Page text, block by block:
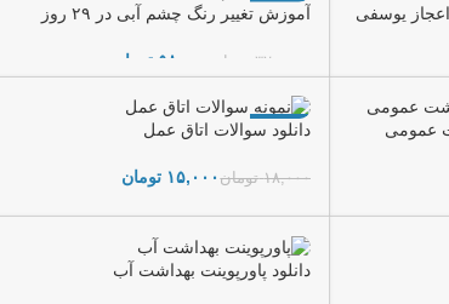
یوسفی -82%
آموزش تغییر رنگ چشم آبی در ۲۹ روز
۳۲۰,۰۰۰ تومان ۵۸,۰۰۰ تومان
افزودن به سبد خرید
عمومی -17%
دانلود سوالات اتاق عمل
۱۸,۰۰۰ تومان۱۵,۰۰۰ تومان
دانلود پاورپوینت بهداشت آب